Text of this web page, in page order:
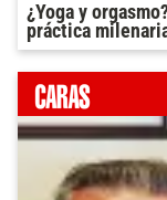
¿Yoga y
práctica